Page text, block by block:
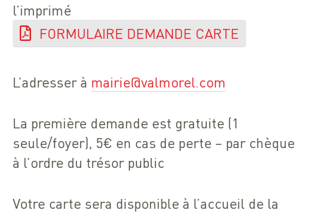
l’imprimé
FORMULAIRE DEMANDE CARTE
L’adresser à mairie@valmorel.com
La première demande est gratuite (1
seule/foyer), 5€ en cas de perte – par chèque
à l’ordre du trésor public
Votre carte sera disponible à l’accueil de la